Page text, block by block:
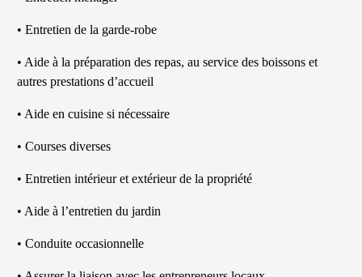
• Entretien de la garde-robe
• Aide à la préparation des repas, au service des boissons et
autres prestations d’accueil
• Aide en cuisine si nécessaire
• Courses diverses
• Entretien intérieur et extérieur de la propriété
• Aide à l’entretien du jardin
• Conduite occasionnelle